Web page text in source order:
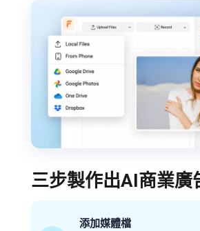
三步製作出AI商業廣
添加媒體檔